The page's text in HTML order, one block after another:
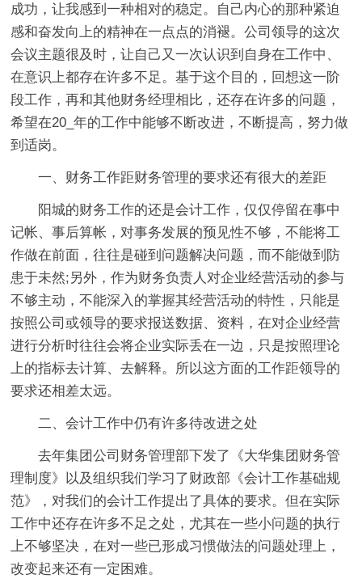
成功，让我感到一种相对的稳定。自己内心的那种紧迫
感和奋发向上的精神在一点点的消褪。公司领导的这次
会议主题很及时，让自己又一次认识到自身在工作中、
在意识上都存在许多不足。基于这个目的，回想这一阶
段工作，再和其他财务经理相比，还存在许多的问题，
希望在20_年的工作中能够不断改进，不断提高，努力做
到适岗。
一、财务工作距财务管理的要求还有很大的差距
阳城的财务工作的还是会计工作，仅仅停留在事中
记帐、事后算帐，对事务发展的预见性不够，不能将工
作做在前面，往往是碰到问题解决问题，而不能做到防
患于未然;另外，作为财务负责人对企业经营活动的参与
不够主动，不能深入的掌握其经营活动的特性，只能是
按照公司或领导的要求报送数据、资料，在对企业经营
进行分析时往往会将企业实际丢在一边，只是按照理论
上的指标去计算、去解释。所以这方面的工作距领导的
要求还相差太远。
二、会计工作中仍有许多待改进之处
去年集团公司财务管理部下发了《大华集团财务管
理制度》以及组织我们学习了财政部《会计工作基础规
范》，对我们的会计工作提出了具体的要求。但在实际
工作中还存在许多不足之处，尤其在一些小问题的执行
上不够坚决，在对一些已形成习惯做法的问题处理上，
改变起来还有一定困难。